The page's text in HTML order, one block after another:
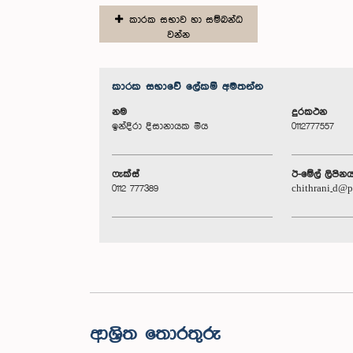
කාරක සභාව හා සම්බන්ධ
වන්න
කාරක සභා‌වේ ලේකම් අමතන්න
නම
ඉන්දිරා දිසානායක මිය
දුරකථන
0112777557
ෆැක්ස්
0112 777389
ඊ-මේල්
ආශ්‍රිත තොරතුරු